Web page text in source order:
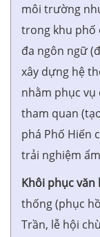
môi trường
trong khu phố
đa ngôn ngữ
xây dựng hệ
nhằm phục
tham quan
phá Phố Hiến
trải nghiệm
Khôi phục
thống (phục
Trần, lễ hội